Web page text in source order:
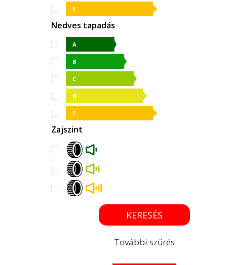
Nedves tapadás
Zajszint
KERESÉS
További szűrés